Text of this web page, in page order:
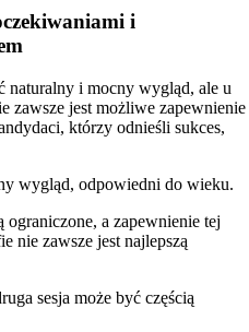
i
naturalny i mocny wygląd, ale u
zawsze jest możliwe zapewnienie
którzy odnieśli sukces,
wygląd, odpowiedni do wieku.
ograniczone, a zapewnienie tej
nie zawsze jest najlepszą
sesja może być częścią